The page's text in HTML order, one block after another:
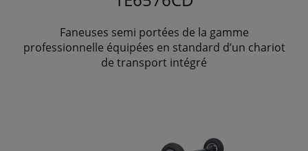
Faneuses semi portées de la gamme
professionnelle équipées en standard d’un chariot
de transport intégré